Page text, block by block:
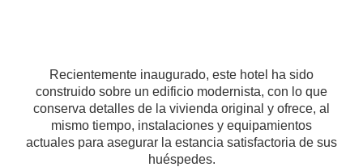
Recientemente inaugurado, este hotel ha sido
construido sobre un edificio modernista, con lo que
conserva detalles de la vivienda original y ofrece, al
mismo tiempo, instalaciones y equipamientos
actuales para asegurar la estancia satisfactoria de sus
huéspedes.